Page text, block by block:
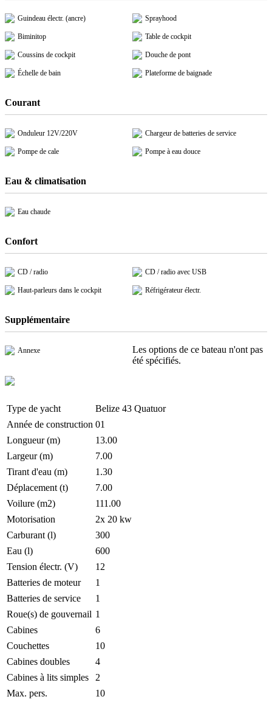
Guindeau électr. (ancre) Sprayhood
Biminitop Table de cockpit
Coussins de cockpit Douche de pont
Échelle de bain Plateforme de baignade
Courant
Onduleur 12V/220V Chargeur de batteries de service
Pompe de cale Pompe à eau douce
Eau & climatisation
Eau chaude
Confort
CD / radio CD / radio avec USB
Haut-parleurs dans le cockpit Réfrigérateur électr.
Supplémentaire
Annexe
Les options de ce bateau n'ont pas
été spécifiés.
Type de yacht
Belize 43 Quatuor
Année de construction 01
Longueur (m)
13.00
Largeur (m)
7.00
Tirant d'eau (m)
1.30
Déplacement (t)
7.00
Voilure (m2)
111.00
Motorisation
2x 20 kw
Carburant (l)
300
Eau (l)
600
Tension électr. (V)
12
Batteries de moteur
1
Batteries de service
1
Roue(s) de gouvernail 1
Cabines
6
Couchettes
10
Cabines doubles
4
Cabines à lits simples
2
Max. pers.
10